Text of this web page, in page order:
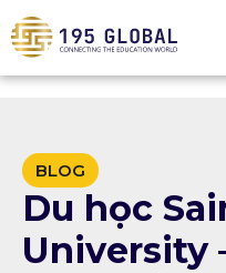
BLOG
Du học
University